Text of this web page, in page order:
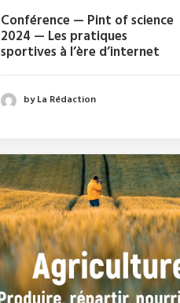
Conférence — Pint of science
2024 — Les pratiques
sportives à l’ère d’internet
by La Rédaction